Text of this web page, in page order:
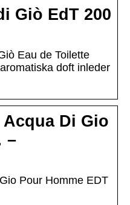
Giò EdT 200
Eau de Toilette
doft inleder
Di Gio
–
Pour Homme EDT